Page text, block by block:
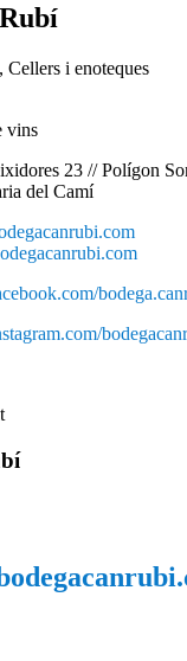
, Cellers i enoteques
vins
23 // Polígon
del Camí